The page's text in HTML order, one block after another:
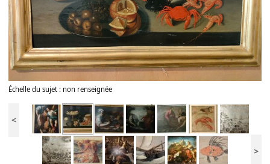
Échelle du sujet : non renseignée
<
>